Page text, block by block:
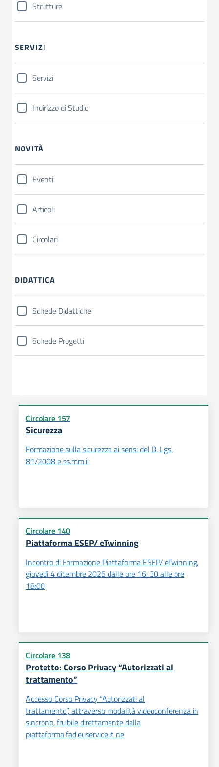
Strutture
SERVIZI
Servizi
Indirizzo di Studio
NOVITÀ
Eventi
Articoli
Circolari
DIDATTICA
Schede Didattiche
Schede Progetti
Circolare 157
Sicurezza
Formazione sulla sicurezza ai sensi del D. Lgs.
81/2008 e ss.mm.ii.
Circolare 140
Piattaforma ESEP/ eTwinning
Incontro di Formazione Piattaforma ESEP/ eTwinning,
giovedì 4 dicembre 2025 dalle ore 16: 30 alle ore
18:00
Circolare 138
Protetto: Corso Privacy “Autorizzati al
trattamento”
Accesso Corso Privacy “Autorizzati al
trattamento”, attraverso modalità videoconferenza in
sincrono, fruibile direttamente dalla
piattaforma fad.euservice.it ne